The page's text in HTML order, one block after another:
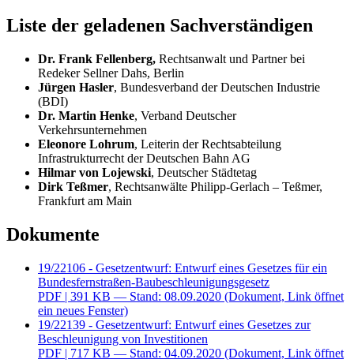
Liste der geladenen Sachverständigen
Dr. Frank Fellenberg, Rechtsanwalt und Partner bei
Redeker Sellner Dahs, Berlin
Jürgen Hasler, Bundesverband der Deutschen Industrie
(BDI)
Dr. Martin Henke, Verband Deutscher
Verkehrsunternehmen
Eleonore Lohrum, Leiterin der Rechtsabteilung
Infrastrukturrecht der Deutschen Bahn AG
Hilmar von Lojewski, Deutscher Städtetag
Dirk Teßmer, Rechtsanwälte Philipp-Gerlach – Teßmer,
Frankfurt am Main
Dokumente
19/22106 - Gesetzentwurf: Entwurf eines Gesetzes für ein
Bundesfernstraßen-Baubeschleunigungsgesetz
PDF | 391 KB — Stand: 08.09.2020 (Dokument, Link öffnet
ein neues Fenster)
19/22139 - Gesetzentwurf: Entwurf eines Gesetzes zur
Beschleunigung von Investitionen
PDF | 717 KB — Stand: 04.09.2020 (Dokument, Link öffnet